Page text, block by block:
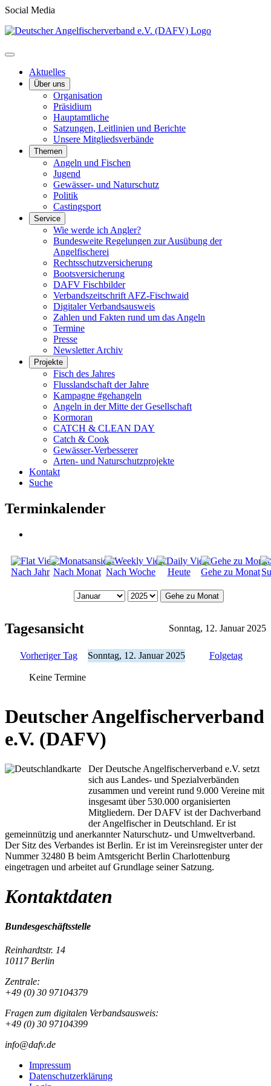
Social Media
Aktuelles
Über uns
Organisation
Präsidium
Hauptamtliche
Satzungen, Leitlinien und Berichte
Unsere Mitgliedsverbände
Themen
Angeln und Fischen
Jugend
Gewässer- und Naturschutz
Politik
Castingsport
Service
Wie werde ich Angler?
Bundesweite Regelungen zur Ausübung der
Angelfischerei
Rechtsschutzversicherung
Bootsversicherung
DAFV Fischbilder
Verbandszeitschrift AFZ-Fischwaid
Digitaler Verbandsausweis
Zahlen und Fakten rund um das Angeln
Termine
Presse
Newsletter Archiv
Projekte
Fisch des Jahres
Flusslandschaft der Jahre
Kampagne #gehangeln
Angeln in der Mitte der Gesellschaft
Kormoran
CATCH & CLEAN DAY
Catch & Cook
Gewässer-Verbesserer
Arten- und Naturschutzprojekte
Kontakt
Suche
Terminkalender
Nach Jahr Nach Monat Nach Woche Heute Gehe zu Monat
Gehe zu Monat
Tagesansicht Sonntag, 12. Januar 2025
Vorheriger Tag Sonntag, 12. Januar 2025 Folgetag
Keine Termine
Deutscher Angelfischerverband
e.V. (DAFV)
Der Deutsche Angelfischerverband e.V. setzt
sich aus Landes- und Spezialverbänden
zusammen und vereint rund 9.000 Vereine mit
insgesamt über 530.000 organisierten
Mitgliedern. Der DAFV ist der Dachverband
der Angelfischer in Deutschland. Er ist
gemeinnützig und anerkannter Naturschutz- und Umweltverband.
Der Sitz des Verbandes ist Berlin. Er ist im Vereinsregister unter der
Nummer 32480 B beim Amtsgericht Berlin Charlottenburg
eingetragen und arbeitet auf Grundlage seiner Satzung.
Kontaktdaten
Bundesgeschäftsstelle
Reinhardtstr. 14
10117 Berlin
Zentrale:
+49 (0) 30 97104379
Fragen zum digitalen Verbandsausweis:
+49 (0) 30 97104399
info@dafv.de
Impressum
Datenschutzerklärung